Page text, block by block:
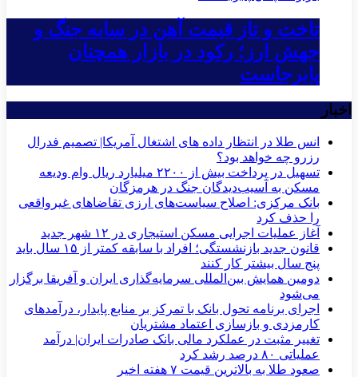
تاخت و تاز قیمت آهن در سایه جنگ و
جهش ارز؛ رکود در بازار همچنان
پابرجاست
اخبار
انس طلا در انتظار داده های اشتغال آمریکا| تصمیم فدرال
رزرو چه خواهد بود؟
تسهیل در پرداخت بیش از ۲۲۰۰ میلیارد ریال وام ودیعه
مسکن به آسیب‌دیدگان جنگ در هرمزگان
بانک مرکزی: اصلاح سیاست‌های ارزی تقاضاهای غیرواقعی
را حذف کرد
آغاز عملیات اجرایی مسکن استیجاری در ۱۲ شهر جدید
قانون جدید بازنشستگی؛ افراد با سابقه کمتر از ۱۵ سال باید
پنج سال بیشتر کار کنند
دومین همایش بین‌المللی سرمایه‌گذاری ایران و آفریقا برگزار
می‌شود
اجرای برنامه تحول بانک با تمرکز بر منابع پایدار، درآمدهای
کارمزدی و بازسازی اعتماد مشتریان
تغییر مثبت در عملکرد مالی بانک صادرات ایران| درآمد
عملیاتی ۸۰ درصد رشد کرد
صعود طلا به بالاترین قیمت ۷ هفته اخیر